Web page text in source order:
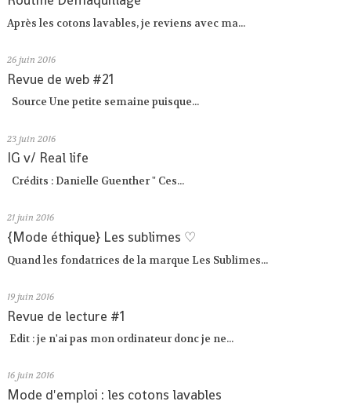
Après les cotons lavables, je reviens avec ma...
26 juin 2016
Revue de web #21
Source Une petite semaine puisque...
23 juin 2016
IG v/ Real life
Crédits : Danielle Guenther " Ces...
21 juin 2016
{Mode éthique} Les sublimes ♡
Quand les fondatrices de la marque Les Sublimes...
19 juin 2016
Revue de lecture #1
Edit : je n'ai pas mon ordinateur donc je ne...
16 juin 2016
Mode d'emploi : les cotons lavables